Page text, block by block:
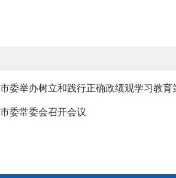
市委举办树立和践行正确政绩观学习教
委常委会召开会议